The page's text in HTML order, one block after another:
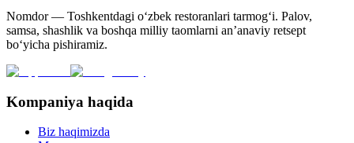
Nomdor — Toshkentdagi oʻzbek restoranlari tarmogʻi. Palov,
samsa, shashlik va boshqa milliy taomlarni an’anaviy retsept
bo‘yicha pishiramiz.
Kompaniya haqida
Biz haqimizda